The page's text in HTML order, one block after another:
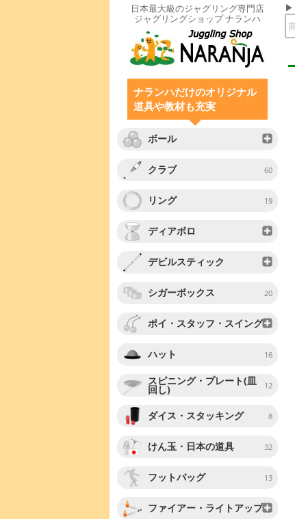
日本最大級のジャグリング専門店
ジャグリングショップ ナランハ
ナランハだけのオリジナル
道具や教材も充実
ボール
クラブ 60
リング 19
ディアボロ
デビルスティック
シガーボックス 20
ポイ・スタッフ・スイング
ハット 16
スピニング・プレート(皿
回し) 12
ダイス・スタッキング 8
けん玉・日本の道具 32
フットバッグ 13
ファイアー・ライトアップ